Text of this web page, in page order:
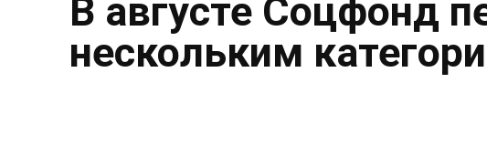
В августе Соцфонд
нескольким